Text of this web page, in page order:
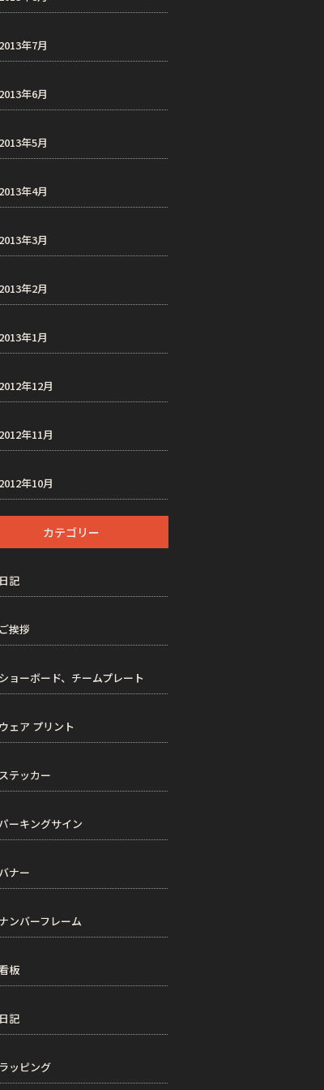
2013年7月
2013年6月
2013年5月
2013年4月
2013年3月
2013年2月
2013年1月
2012年12月
2012年11月
2012年10月
カテゴリー
日記
ご挨拶
ショーボード、チームプレート
ウェア プリント
ステッカー
ーキングサイン
バナー
ナンバーフレーム
板
日記
ラッピング